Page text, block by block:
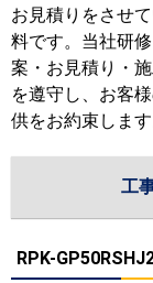
お見積りをさせ
料です。当社研
案・お見積り・
を遵守し、お客
供をお約束しま
工
RPK-